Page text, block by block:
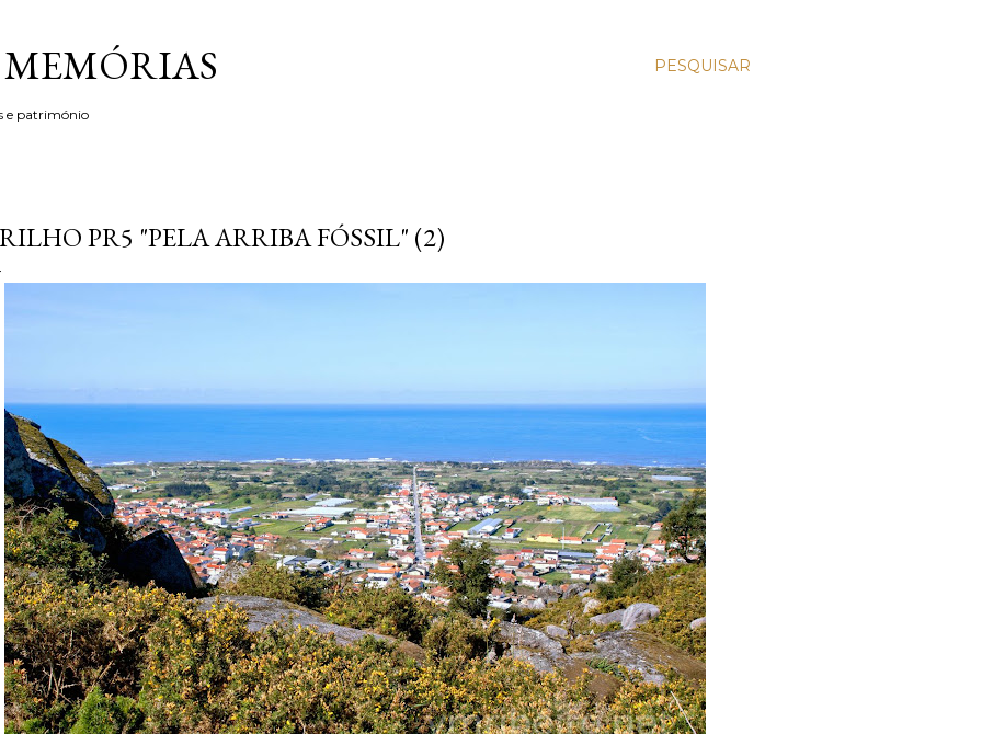
PESQUISAR
e património
PR5 "PELA ARRIBA FÓSSIL" (2)